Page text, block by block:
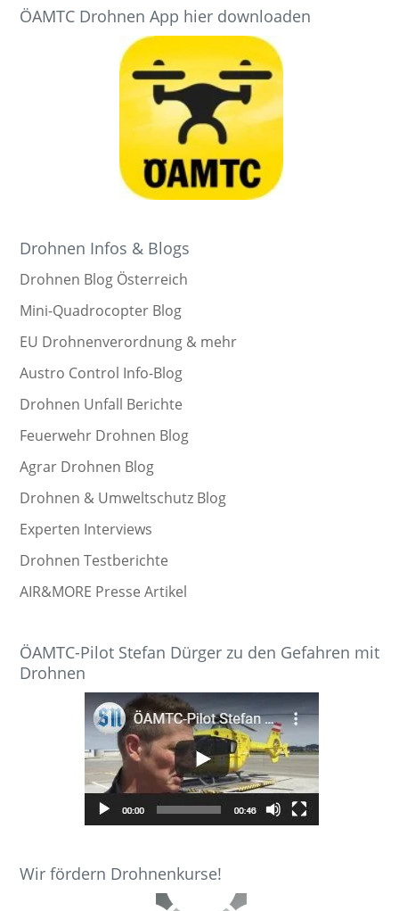
ÖAMTC Drohnen App hier downloaden
Drohnen Infos & Blogs
Drohnen Blog Österreich
Mini-Quadrocopter Blog
EU Drohnenverordnung & mehr
Austro Control Info-Blog
Drohnen Unfall Berichte
Feuerwehr Drohnen Blog
Agrar Drohnen Blog
Drohnen & Umweltschutz Blog
Experten Interviews
Drohnen Testberichte
AIR&MORE Presse Artikel
ÖAMTC-Pilot Stefan Dürger zu den Gefahren mit
Drohnen
Wir fördern Drohnenkurse!